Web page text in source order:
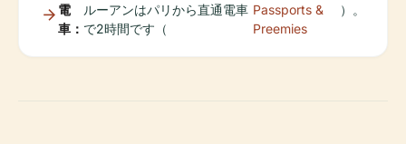
電
車：
ルーアンはパリから直通電車
で2時間です（
Passports &
Preemies
）。